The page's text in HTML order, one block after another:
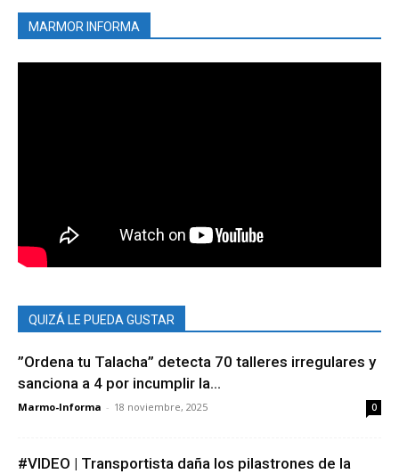
MARMOR INFORMA
QUIZÁ LE PUEDA GUSTAR
”Ordena tu Talacha” detecta 70 talleres irregulares y
sanciona a 4 por incumplir la...
Marmo-Informa - 18 noviembre, 2025 0
#VIDEO | Transportista daña los pilastrones de la